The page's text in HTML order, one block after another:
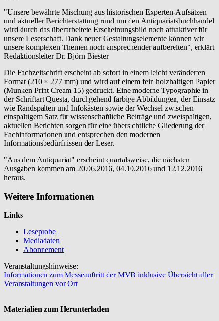
"Unsere bewährte Mischung aus historischen Experten-Aufsätzen
und aktueller Berichterstattung rund um den Antiquariatsbuchhandel
wird durch das überarbeitete Erscheinungsbild noch attraktiver für
unsere Leserschaft. Dank neuer Gestaltungselemente können wir
unsere komplexen Themen noch ansprechender aufbereiten", erklärt
Redaktionsleiter Dr. Björn Biester.
Die Fachzeitschrift erscheint ab sofort in einem leicht veränderten
Format (210 × 277 mm) und wird auf einem fein holzhaltigen Papier
(Munken Print Cream 15) gedruckt. Eine moderne Typographie in
der Schriftart Questa, durchgehend farbige Abbildungen, der Einsatz
wie Randspalten und Infokästen sowie der Wechsel zwischen
einspaltigem Satz für wissenschaftliche Beiträge und zweispaltigen,
aktuellen Berichten sorgen für eine übersichtliche Gliederung der
Fachinformationen und entsprechen den modernen
Informationsbedürfnissen der Leser.
"Aus dem Antiquariat" erscheint quartalsweise, die nächsten
Ausgaben kommen am 20.06.2016, 04.10.2016 und 12.12.2016
heraus.
Weitere Informationen
Links
Leseprobe
Mediadaten
Abonnement
Veranstaltungshinweise:
Informationen zum Messeauftritt der MVB inklusive Übersicht aller
Veranstaltungen vor Ort
Materialien zum Herunterladen